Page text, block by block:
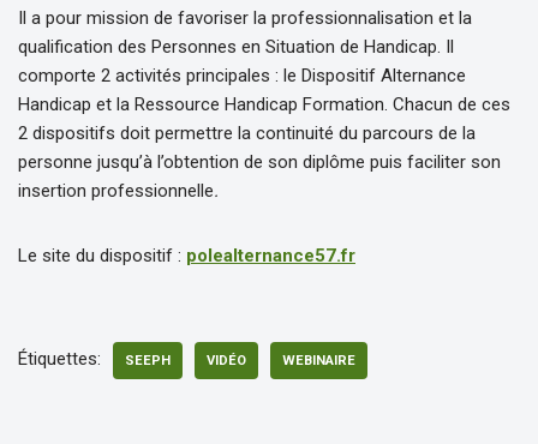
Il a pour mission de favoriser la professionnalisation et la
qualification des Personnes en Situation de Handicap. Il
comporte 2 activités principales : le Dispositif Alternance
Handicap et la Ressource Handicap Formation. Chacun de ces
2 dispositifs doit permettre la continuité du parcours de la
personne jusqu’à l’obtention de son diplôme puis faciliter son
insertion professionnelle.
Le site du dispositif : polealternance57.fr
Étiquettes: SEEPH VIDÉO WEBINAIRE